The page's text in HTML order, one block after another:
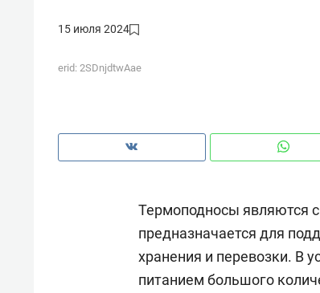
15 июля 2024
erid: 2SDnjdtwAae
Термоподносы являются
предназначается для
хранения и перевозки. В
питанием большого